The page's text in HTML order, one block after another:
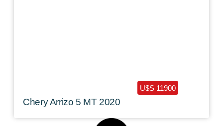
U$S 11900
Chery Arrizo 5 MT 2020